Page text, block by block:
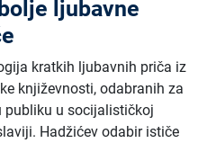
ljubavne
kratkih ljubavnih priča iz
književnosti, odabranih za
publiku u socijalističkoj
Hadžićev odabir ističe